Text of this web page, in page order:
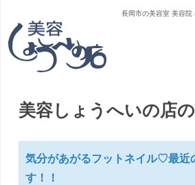
長岡市の美容室 美容院
美容しょうへいの店
気分があがるフットネイル♡最近
す！！